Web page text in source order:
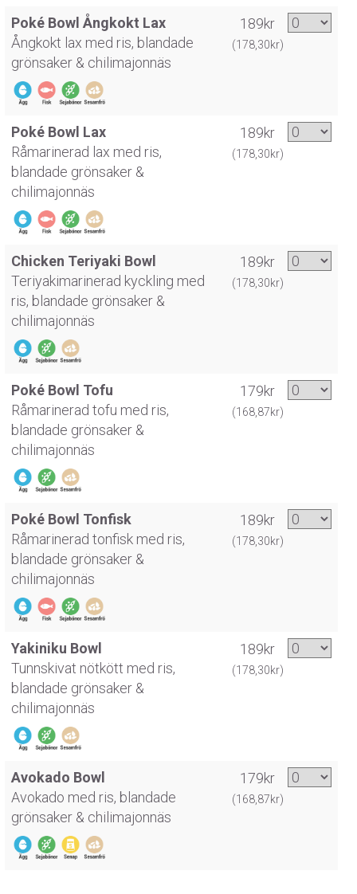
Poké Bowl Ångkokt Lax
Ångkokt lax med ris, blandade
grönsaker & chilimajonnäs
189kr
(178,30kr)
Poké Bowl Lax
Råmarinerad lax med ris,
blandade grönsaker &
chilimajonnäs
189kr
(178,30kr)
Chicken Teriyaki Bowl
Teriyakimarinerad kyckling med
ris, blandade grönsaker &
chilimajonnäs
189kr
(178,30kr)
Poké Bowl Tofu
Råmarinerad tofu med ris,
blandade grönsaker &
chilimajonnäs
179kr
(168,87kr)
Poké Bowl Tonfisk
Råmarinerad tonfisk med ris,
blandade grönsaker &
chilimajonnäs
189kr
(178,30kr)
Yakiniku Bowl
Tunnskivat nötkött med ris,
blandade grönsaker &
chilimajonnäs
189kr
(178,30kr)
Avokado Bowl
Avokado med ris, blandade
grönsaker & chilimajonnäs
179kr
(168,87kr)